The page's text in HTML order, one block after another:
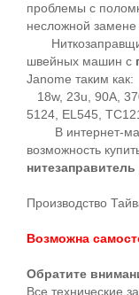
проблемы с
несложной замене
швейных машин с
Janome таким как:
18w, 23u, 90A,
5124, EL545,
В интернет-
возможность
Производство
Возможна
Обратите
Все технические